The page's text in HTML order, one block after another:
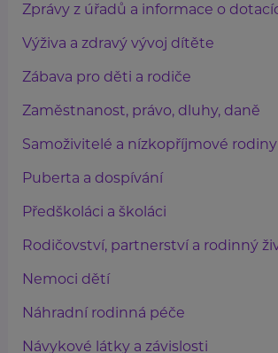
Zprávy z úřadů a informace o
Výživa a zdravý vývoj dítěte
Zábava pro děti a rodiče
Zaměstnanost, právo, dluhy, daně
Samoživitelé a nízkopříjmové rodiny
Puberta a dospívání
Předškoláci a školáci
Rodičovství, partnerství a rodinný
Nemoci dětí
Náhradní rodinná péče
Návykové látky a závislosti